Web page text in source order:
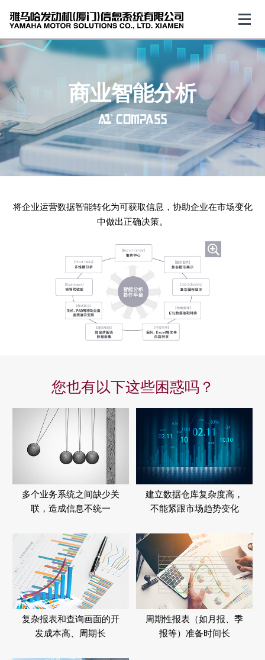
商业智能分析
将企业运营数据智能转化为可获取信息，协助企业在市场变化
中做出正确决策。
您也有以下这些困惑吗？
多个业务系统之间缺少关
联，造成信息不统一
建立数据仓库复杂度高，
不能紧跟市场趋势变化
复杂报表和查询画面的开
发成本高、周期长
周期性报表（如月报、季
报等）准备时间长